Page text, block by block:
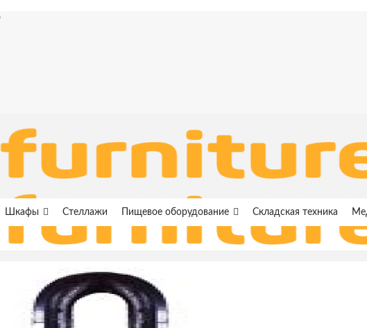
Шкафы Стеллажи Пищевое оборудование Складская техника